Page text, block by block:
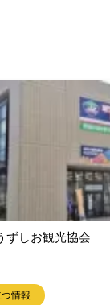
ずしお観光協会
情報